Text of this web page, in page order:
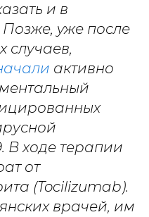
и в
Позже, уже после
случаев,
активно
В ходе терапии
от
(Tocilizumab).
врачей, им